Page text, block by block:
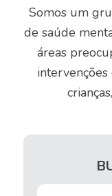
Somos um
de saúde
áreas